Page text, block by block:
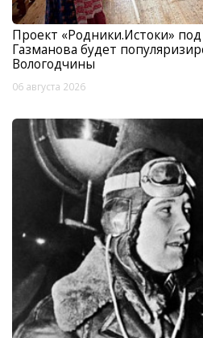
Проект «Родники.Истоки»
Газманова будет
Вологодчины
06 августа 2026